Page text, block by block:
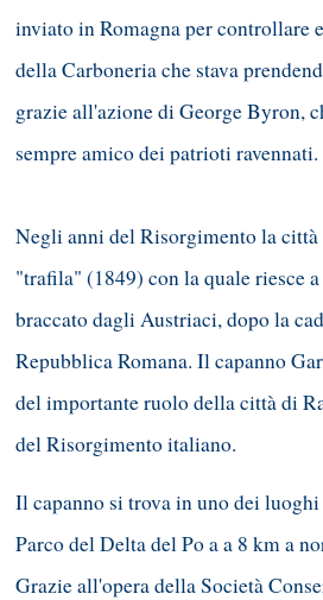
inviato in Romagna per controllare
della Carboneria che stava
grazie all'azione di George Byron,
sempre amico dei patrioti ravennati.
Negli anni del Risorgimento la città
"trafila" (1849) con la quale riesce
braccato dagli Austriaci, dopo la
Repubblica Romana. Il capanno
del importante ruolo della città di
del Risorgimento italiano.
Il capanno si trova in uno dei
Parco del Delta del Po a a 8 km a
Grazie all'opera della Società